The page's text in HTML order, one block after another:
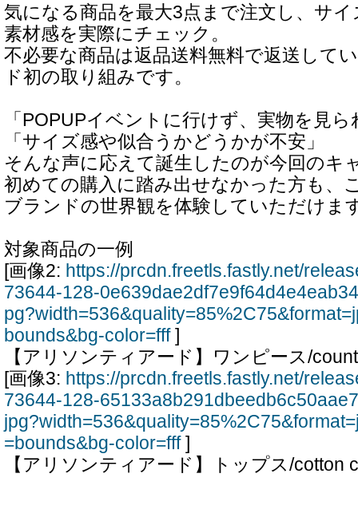
気になる商品を最大3点まで注文し、サ
素材感を実際にチェック。
不必要な商品は返品送料無料で返送して
ド初の取り組みです。
「POPUPイベントに行けず、実物を見
「サイズ感や似合うかどうかが不安」
そんな声に応えて誕生したのが今回のキ
初めての購入に踏み出せなかった方も、
ブランドの世界観を体験していただけま
対象商品の一例
[画像2: https://prcdn.freetls.fastly.net/
73644-128-
bounds&bg-color=fff]
【アリソンティアード】ワンピース/
[画像3: https://prcdn.freetls.fastly.net/
73644-128-
=bounds&bg-color=fff]
【アリソンティアード】トップス/cotton